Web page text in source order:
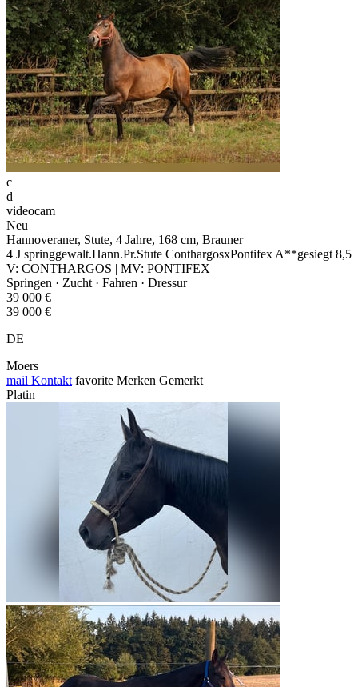
c
d
videocam
Neu
Hannoveraner, Stute, 4 Jahre, 168 cm, Brauner
4 J springgewalt.Hann.Pr.Stute ConthargosxPontifex A**gesiegt 8,5
V: CONTHARGOS | MV: PONTIFEX
Springen · Zucht · Fahren · Dressur
39 000 €
39 000 €
DE
Moers
mail Kontakt favorite Merken Gemerkt
Platin